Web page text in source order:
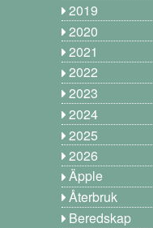
2019
2020
2021
2022
2023
2024
2025
2026
Äpple
Återbruk
Beredskap